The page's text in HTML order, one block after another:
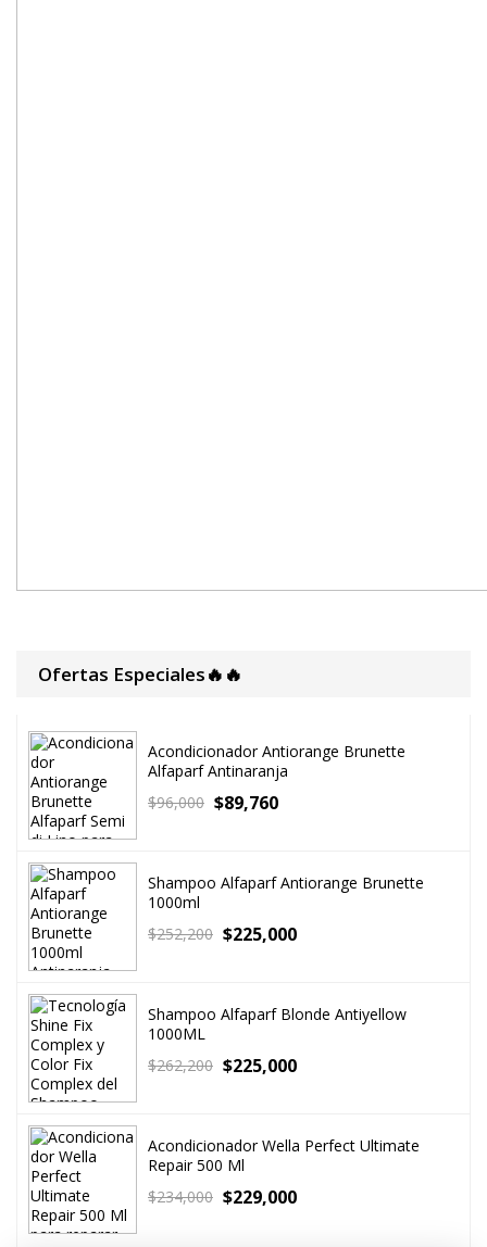
Ofertas Especiales🔥🔥
Acondicionador Antiorange Brunette
Alfaparf Antinaranja
$96,000 $89,760
Shampoo Alfaparf Antiorange Brunette
1000ml
$252,200 $225,000
Shampoo Alfaparf Blonde Antiyellow
1000ML
$262,200 $225,000
Acondicionador Wella Perfect Ultimate
Repair 500 Ml
$234,000 $229,000